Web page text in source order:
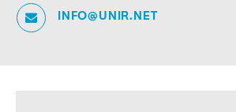
INFO@UNIR.NET